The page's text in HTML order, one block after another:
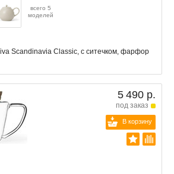
всего 5
моделей
Scandinavia Classic, с ситечком, фарфор
5 490 р.
под заказ
В корзину